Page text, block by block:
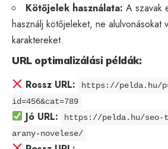
Kötőjelek használata: A szavak
használj kötőjeleket, ne alulvonásokat
karaktereket.
URL optimalizálási példák:
Rossz URL: https://pelda.hu/
id=456&cat=789
Jó URL:
https://pelda.hu/
arany-novelese/